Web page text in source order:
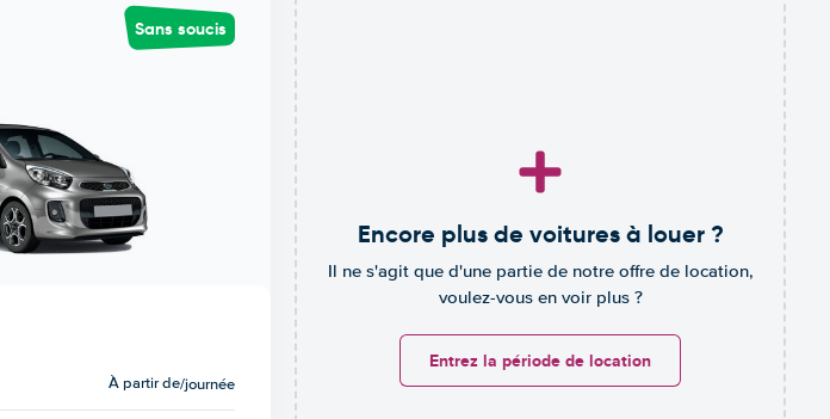
Sans soucis
À partir de/journée
Encore plus de voitures à louer ?
Il ne s'agit que d'une partie de notre offre de location,
voulez-vous en voir plus ?
Entrez la période de location